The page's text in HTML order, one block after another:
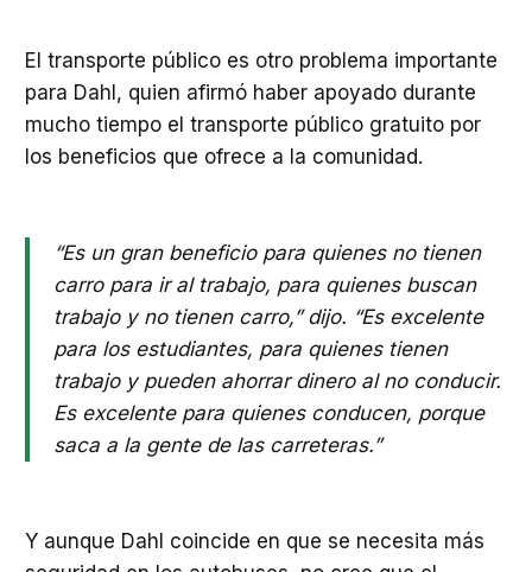
El transporte público es otro problema importante
para Dahl, quien afirmó haber apoyado durante
mucho tiempo el transporte público gratuito por
los beneficios que ofrece a la comunidad.
“Es un gran beneficio para quienes no tienen
carro para ir al trabajo, para quienes buscan
trabajo y no tienen carro,” dijo. “Es excelente
para los estudiantes, para quienes tienen
trabajo y pueden ahorrar dinero al no conducir.
Es excelente para quienes conducen, porque
saca a la gente de las carreteras.”
Y aunque Dahl coincide en que se necesita más